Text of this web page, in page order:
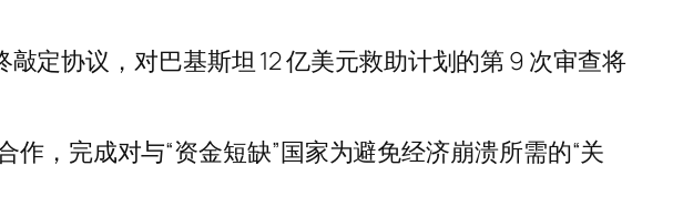
定协议，对巴基斯坦 12 亿美元救助计划的第 9 次审查将
，完成对与“资金短缺”国家为避免经济崩溃所需的“关